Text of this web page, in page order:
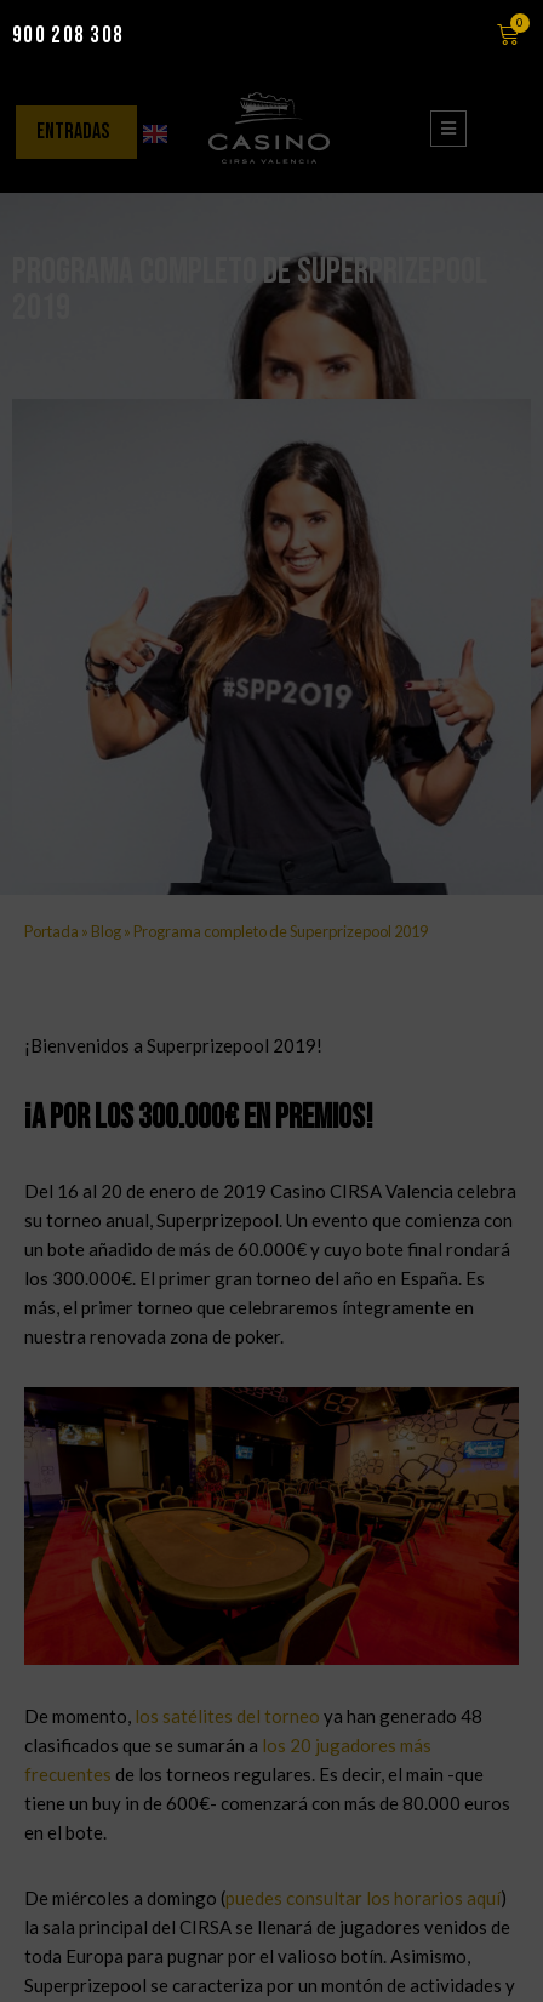
contenido
900 208 308 0
entradas
Programa completo de Superprizepool
Portada » Blog» Programa completo de Superprizepool 2019
¡Bienvenidos a Superprizepool 2019!
¡A por los 300.000€ en premios!
Del 16 al 20 de enero de 2019 Casino CIRSA Valencia celebra
su torneo anual, Superprizepool. Un evento que comienza con
un bote añadido de más de 60.000€ y cuyo bote final rondará
los 300.000€. El primer gran torneo del año en España. Es
más, el primer torneo que celebraremos íntegramente en
nuestra renovada zona de poker.
De momento, los satélites del torneo ya han generado 48
clasificados que se sumarán a los 20 jugadores más
frecuentes de los torneos regulares. Es decir, el main -que
tiene un buy in de 600€- comenzará con más de 80.000 euros
en el bote.
De miércoles a domingo (puedes consultar los horarios aquí)
la sala principal del CIRSA se llenará de jugadores venidos de
toda Europa para pugnar por el valioso botín. Asimismo,
Superprizepool se caracteriza por un montón de actividades y